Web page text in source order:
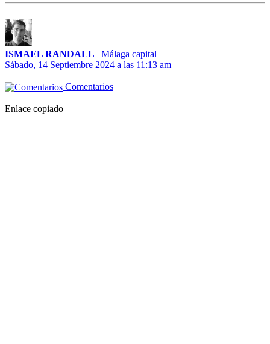
ISMAEL RANDALL | Málaga capital
Sábado, 14 Septiembre 2024 a las 11:13 am
Comentarios
Enlace copiado